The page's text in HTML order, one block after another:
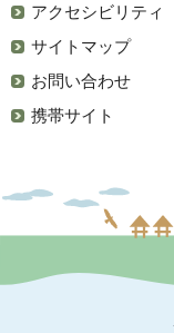
アクセシビリティ
サイトマップ
お問い合わせ
携帯サイト